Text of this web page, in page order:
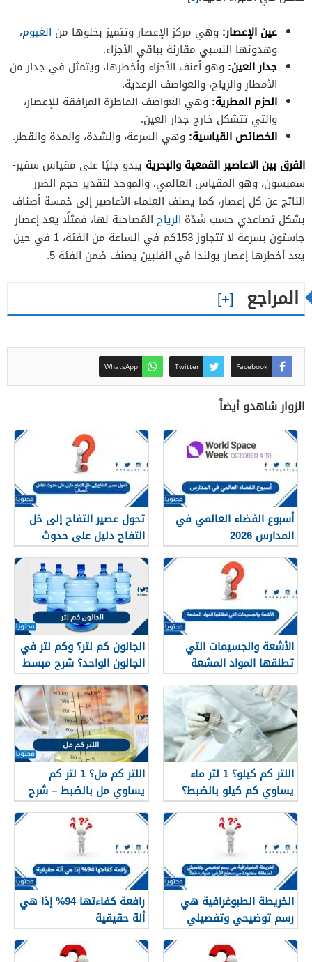
عين الإعصار: وهي مركز الإعصار وتتميز بخلوها من الغيوم،
وهدوئها النسبي مقارنة بباقي الأجزاء.
جدار العين: وهو أعنف الأجزاء وأخطرها، ويتمثل في جدار من
الأمطار والرياح، والعواصف الرعدية.
الحزم المطرية: وهي العواصف الماطرة المرافقة للإعصار،
والتي تتشكل خارج جدار العين.
الخصائص القياسية: وهي السرعة، والشدة، والمدة والقطر.
الفرق بين الاعاصير القمعية والبحرية يبدو جليًا على مقياس سفير-
سمبسون، وهو المقياس العالمي، والموحد لتقدير حجم الضرر
الناتج عن كل إعصار، كما يصنف العلماء الأعاصير إلى خمسة أصناف
بشكل تصاعدي حسب شدّة الرياح المُصاحبة لها، فمثلًا يعد إعصار
جاستون بسرعة لا تتجاوز 153كم في الساعة من الفئة، 1 في حين
يعد أخطرها إعصار يولندا في الفلبين يصنف ضمن الفئة 5.
المراجع
Facebook
Twitter
WhatsApp
الزوار شاهدو أيضاً
أسبوع الفضاء العالمي في
المدارس 2026
تحول عصير التفاح إلى خل
التفاح دليل على حدوث
تفاعل كيميائي.
الأشعة والجسيمات التي
تطلقها المواد المشعة
الجالون كم لتر؟ وكم لتر في
الجالون الواحد؟ شرح مبسط
اللتر كم كيلو؟ 1 لتر ماء
يساوي كم كيلو بالضبط؟
اللتر كم مل؟ 1 لتر كم
يساوي مل بالضبط – شرح
مبسّط وواضح
الخريطة الطبوغرافية هي
رسم توضيحي وتفصيلي
لمنطقة محدودة من سطح
الأرض. صواب خطأ
رافعة كفاءتها 94% إذا هي
ألة حقيقية